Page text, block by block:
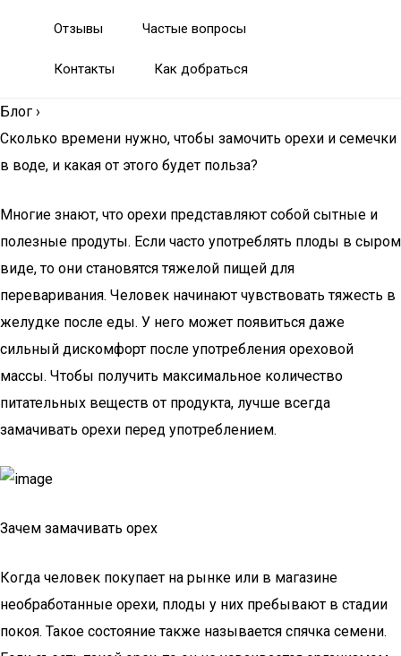
Отзывы Частые вопросы
Контакты Как добраться
Блог ›
Сколько времени нужно, чтобы замочить орехи и семечки
в воде, и какая от этого будет польза?
Многие знают, что орехи представляют собой сытные и
полезные продуты. Если часто употреблять плоды в сыром
виде, то они становятся тяжелой пищей для
переваривания. Человек начинают чувствовать тяжесть в
желудке после еды. У него может появиться даже
сильный дискомфорт после употребления ореховой
массы. Чтобы получить максимальное количество
питательных веществ от продукта, лучше всегда
замачивать орехи перед употреблением.
Зачем замачивать орех
Когда человек покупает на рынке или в магазине
необработанные орехи, плоды у них пребывают в стадии
покоя. Такое состояние также называется спячка семени.